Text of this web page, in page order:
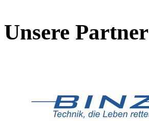
Unsere Partner